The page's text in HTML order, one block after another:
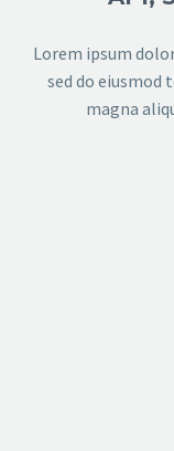
Lorem ipsum
sed do
magna